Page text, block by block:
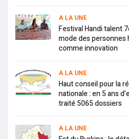
A LA UNE
Festival Handi talent
mode des personnes
comme innovation
A LA UNE
Haut conseil pour la
nationale : en 5 ans
traité 5065 dossiers
A LA UNE